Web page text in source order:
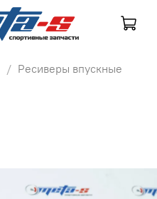
Ресиверы впускные